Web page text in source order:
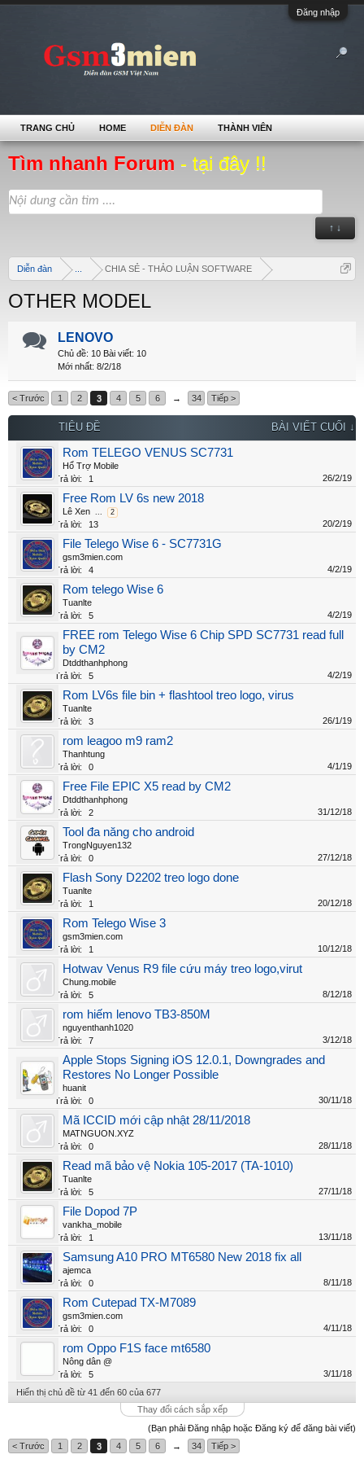
Đăng nhập
Tìm nhanh Forum - tại đây !!
↑ ↓
Diễn đàn CHIA SẺ - THẢO LUẬN SOFTWARE
Welcome
+ Chào mừng bạn đến với diễn đàn thông tin
dịch vụ Việt Nam
OTHER MODEL
LENOVO
Chủ đề: 10 Bài viết: 10
8/2/18
< Trước 1 2 3 4 5 6 → 34 Tiếp >
TIÊU ĐỀ BÀI VIẾT CUỐI ↓
Rom TELEGO VENUS SC7731
Hổ Trợ Mobile
Trả lời:
1 26/2/19
Free Rom LV 6s new 2018
Lê Xen ... 2
Trả lời: 13 20/2/19
File Telego Wise 6 - SC7731G
gsm3mien.com
Trả lời:
4 4/2/19
Rom telego Wise 6
Tuanlte
Trả lời:
5 4/2/19
FREE rom Telego Wise 6 Chip SPD SC7731 read full
by CM2
Dtddthanhphong
Trả lời:
5 4/2/19
Rom LV6s file bin + flashtool treo logo, virus
Tuanlte
Trả lời:
3 26/1/19
rom leagoo m9 ram2
Thanhtung
Trả lời:
0 4/1/19
Free File EPIC X5 read by CM2
Dtddthanhphong
Trả lời:
2 31/12/18
Tool đa năng cho android
TrongNguyen132
Trả lời:
0 27/12/18
Flash Sony D2202 treo logo done
Tuanlte
Trả lời:
1 20/12/18
Rom Telego Wise 3
gsm3mien.com
Trả lời:
1 10/12/18
Hotwav Venus R9 file cứu máy treo logo,virut
Chung.mobile
Trả lời:
5 8/12/18
rom hiếm lenovo TB3-850M
nguyenthanh1020
Trả lời:
7 3/12/18
Apple Stops Signing iOS 12.0.1, Downgrades and
Restores No Longer Possible
huanit
Trả lời:
0 30/11/18
Mã ICCID mới cập nhật 28/11/2018
MATNGUON.XYZ
Trả lời:
0 28/11/18
Read mã bảo vệ Nokia 105-2017 (TA-1010)
Tuanlte
Trả lời:
5 27/11/18
File Dopod 7P
vankha_mobile
Trả lời:
1 13/11/18
Samsung A10 PRO MT6580 New 2018 fix all
ajemca
Trả lời:
0 8/11/18
Rom Cutepad TX-M7089
gsm3mien.com
Trả lời:
0 4/11/18
rom Oppo F1S face mt6580
Nông dân @
Trả lời:
5
3/11/18
Hiển thị chủ đề từ 41 đến 60 của 677
Thay đổi cách sắp xếp
(Bạn phải Đăng nhập hoặc Đăng ký để đăng bài viết)
< Trước
1 2 3 4 5 6 → 34 Tiếp >
TRANG CHỦ HOME DIỄN ĐÀN THÀNH VIÊN